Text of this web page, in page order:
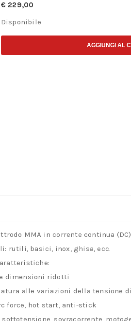
€ 229,00
Disponibile
AGGIUNGI AL
MMA in corrente continua
rutili, basici, inox, ghisa, ecc.
e dimensioni ridotti
alle variazioni della tensione
force, hot start, anti-stick
sovracorrente,